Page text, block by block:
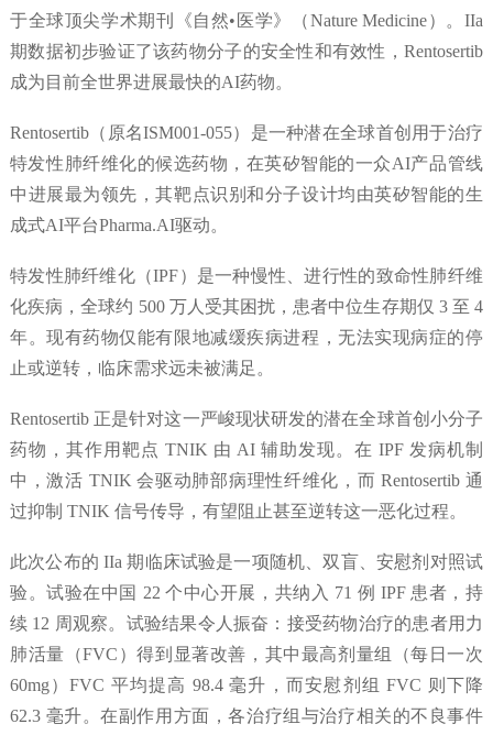
于全球顶尖学术期刊《自然•医学》（Nature Medicine）。IIa
期数据初步验证了该药物分子的安全性和有效性，Rentosertib
成为目前全世界进展最快的AI药物。
Rentosertib（原名ISM001-055）是一种潜在全球首创用于治疗
特发性肺纤维化的候选药物，在英矽智能的一众AI产品管线
中进展最为领先，其靶点识别和分子设计均由英矽智能的生
成式AI平台Pharma.AI驱动。
特发性肺纤维化（IPF）是一种慢性、进行性的致命性肺纤维
化疾病，全球约 500 万人受其困扰，患者中位生存期仅 3 至 4
年。现有药物仅能有限地减缓疾病进程，无法实现病症的停
止或逆转，临床需求远未被满足。
Rentosertib 正是针对这一严峻现状研发的潜在全球首创小分子
药物，其作用靶点 TNIK 由 AI 辅助发现。在 IPF 发病机制
中，激活 TNIK 会驱动肺部病理性纤维化，而 Rentosertib 通
过抑制 TNIK 信号传导，有望阻止甚至逆转这一恶化过程。
此次公布的 IIa 期临床试验是一项随机、双盲、安慰剂对照试
验。试验在中国 22 个中心开展，共纳入 71 例 IPF 患者，持
续 12 周观察。试验结果令人振奋：接受药物治疗的患者用力
肺活量（FVC）得到显著改善，其中最高剂量组（每日一次
60mg）FVC 平均提高 98.4 毫升，而安慰剂组 FVC 则下降
62.3 毫升。在副作用方面，各治疗组与治疗相关的不良事件